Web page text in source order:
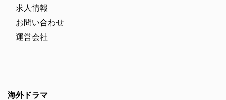
求人情報
お問い合わせ
運営会社
海外ドラマ